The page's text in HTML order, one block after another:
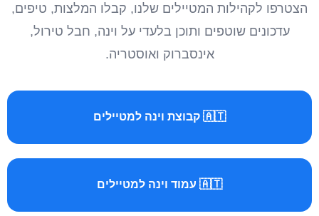
הצטרפו לקהילות המטיילים שלנו, קבלו המלצות, טיפים,
עדכונים שוטפים ותוכן בלעדי על וינה, חבל טירול,
אינסברוק ואוסטריה.
🇦🇹 קבוצת וינה למטיילים
🇦🇹 עמוד וינה למטיילים